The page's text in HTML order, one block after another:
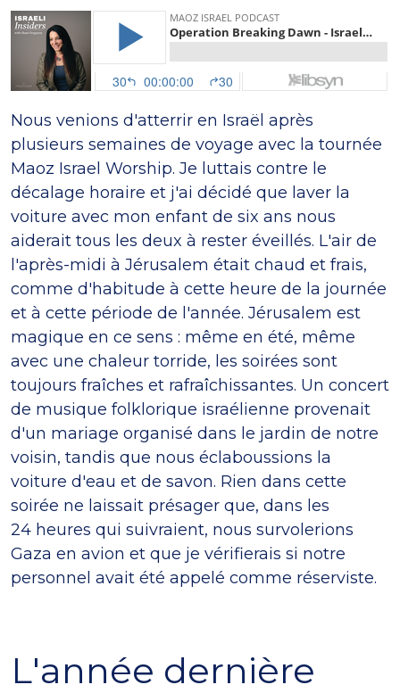
Nous venions d'atterrir en Israël après
plusieurs semaines de voyage avec la tournée
Maoz Israel Worship. Je luttais contre le
décalage horaire et j'ai décidé que laver la
voiture avec mon enfant de six ans nous
aiderait tous les deux à rester éveillés. L'air de
l'après-midi à Jérusalem était chaud et frais,
comme d'habitude à cette heure de la journée
et à cette période de l'année. Jérusalem est
magique en ce sens : même en été, même
avec une chaleur torride, les soirées sont
toujours fraîches et rafraîchissantes. Un concert
de musique folklorique israélienne provenait
d'un mariage organisé dans le jardin de notre
voisin, tandis que nous éclaboussions la
voiture d'eau et de savon. Rien dans cette
soirée ne laissait présager que, dans les
24 heures qui suivraient, nous survolerions
Gaza en avion et que je vérifierais si notre
personnel avait été appelé comme réserviste.
L'année dernière